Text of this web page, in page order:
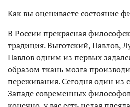
Как вы оцениваете состояние
В России прекрасная
традиция. Выготский, Павлов,
Павлов одним из первых
образом ткань мозга
переживания. Сегодня один из
Западе современных
конечно, у вас есть целая